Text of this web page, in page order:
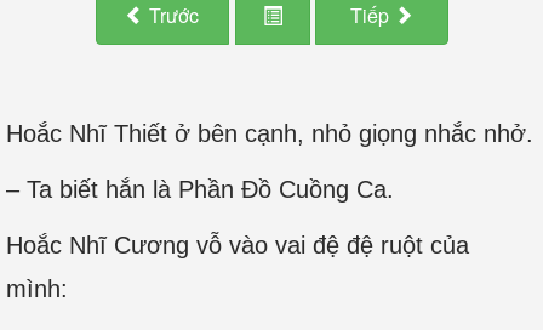
Trước Tiếp
Hoắc Nhĩ Thiết ở bên cạnh, nhỏ giọng nhắc nhở.
– Ta biết hắn là Phần Đồ Cuồng Ca.
Hoắc Nhĩ Cương vỗ vào vai đệ đệ ruột của
mình: